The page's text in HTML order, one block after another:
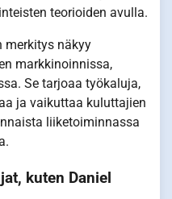
teorioiden avulla.
merkitys näkyy
markkinoinnissa,
Se tarjoaa työkaluja,
ja vaikuttaa kuluttajien
liiketoiminnassa
kuten Daniel